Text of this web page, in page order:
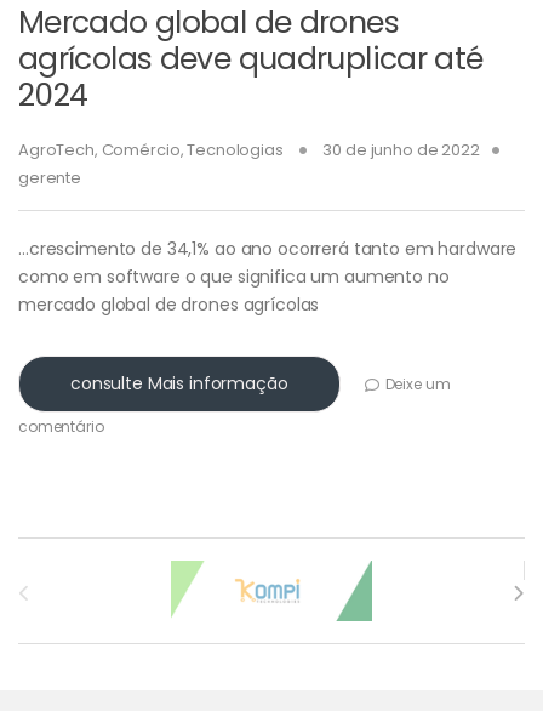
Mercado global de drones
agrícolas deve quadruplicar até
2024
AgroTech, Comércio,Tecnologias
30 de junho de 2022
gerente
…crescimento de 34,1% ao ano ocorrerá tanto em hardware
como em software o que significa um aumento no
mercado global de drones agrícolas
consulte Mais informação Deixe um
comentário
Carrossel de Marcas